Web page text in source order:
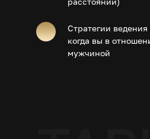
Стратегии
когда вы в
мужчиной